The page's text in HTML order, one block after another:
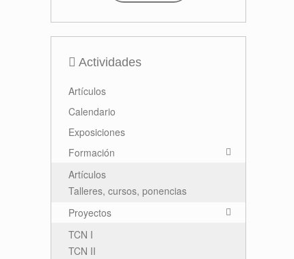
Actividades
Artículos
Calendario
Exposiciones
Formación
Artículos
Talleres, cursos, ponencias
Proyectos
TCN I
TCN II